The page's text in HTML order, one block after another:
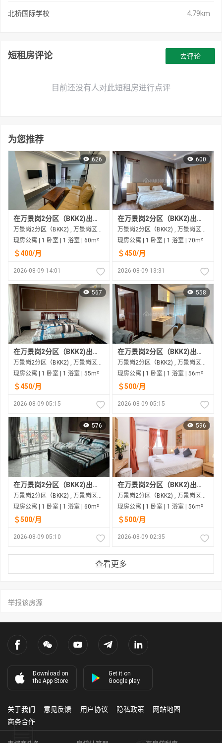
北桥国际学校 4.79km
短租房评论
目前还没有人对此短租房进行点评
去评论
为您推荐
626
在万景岗2分区（BKK2)出租的现房公寓
万景岗2分区（BKK2) , 万景岗区（BKK) , 金边市
现房公寓 | 1 卧室 | 1 浴室 | 60m²
＄400/月
2026-08-09 14:01
600
在万景岗2分区（BKK2)出租的现房公寓
万景岗2分区（BKK2) , 万景岗区（BKK) , 金边市
现房公寓 | 1 卧室 | 1 浴室 | 70m²
＄450/月
2026-08-09 13:31
567
在万景岗2分区（BKK2)出租的现房公寓
万景岗2分区（BKK2) , 万景岗区（BKK) , 金边市
现房公寓 | 1 卧室 | 1 浴室 | 55m²
＄450/月
2026-08-09 05:15
558
在万景岗2分区（BKK2)出租的现房公寓
万景岗2分区（BKK2) , 万景岗区（BKK) , 金边市
现房公寓 | 1 卧室 | 1 浴室 | 56m²
＄500/月
2026-08-09 05:15
576
在万景岗2分区（BKK2)出租的现房公寓
万景岗2分区（BKK2) , 万景岗区（BKK) , 金边市
现房公寓 | 1 卧室 | 1 浴室 | 60m²
＄500/月
2026-08-09 05:10
596
在万景岗2分区（BKK2)出租的现房公寓
万景岗2分区（BKK2) , 万景岗区（BKK) , 金边市
现房公寓 | 1 卧室 | 1 浴室 | 56m²
＄500/月
2026-08-09 02:35
查看更多
举报该房源
Download on
the App Store
Get it on
Google play
关于我们 意见反馈 用户协议 隐私政策
网站地图
商务合作